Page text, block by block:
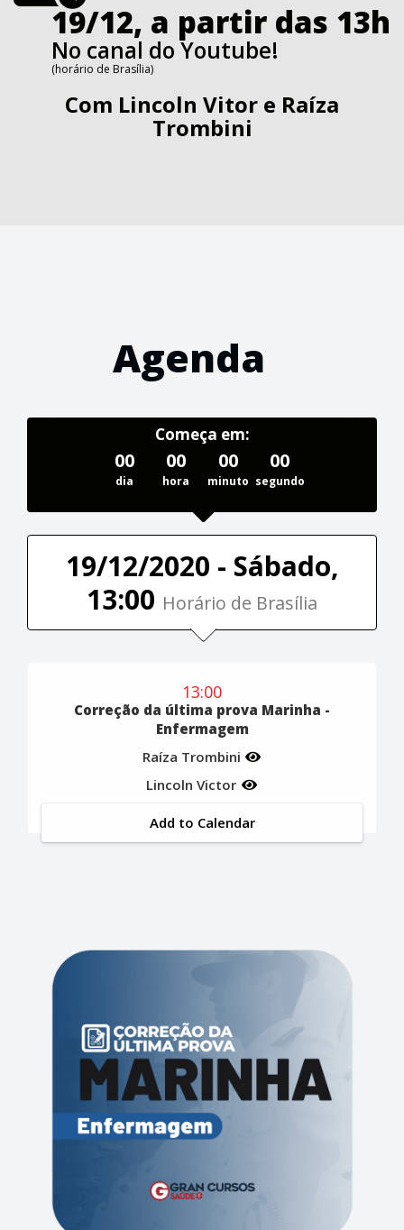
19/12, a partir das 13h
No canal do Youtube!
(horário de Brasília)
Com Lincoln Vitor e Raíza
Trombini
Agenda
Começa em:
00
dia
00
hora
00
minuto
00
segundo
19/12/2020 - Sábado,
13:00 Horário de Brasília
13:00
Correção da última prova Marinha -
Enfermagem
Raíza Trombini
Lincoln Victor
Add to Calendar